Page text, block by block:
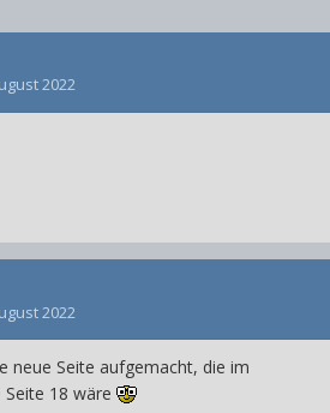
2022
2022
neue Seite aufgemacht, die im
18 wäre